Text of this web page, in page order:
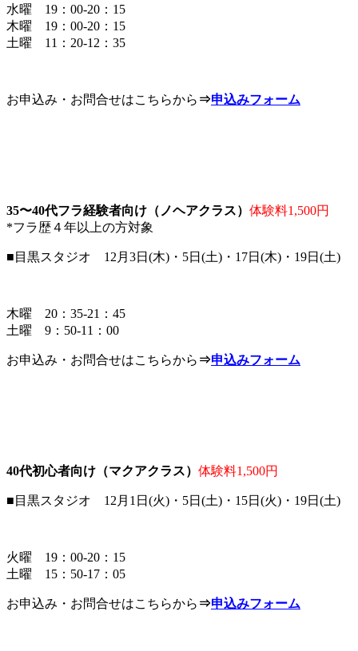
水曜 19：00-20：15
木曜 19：00-20：15
土曜 11：20-12：35
お申込み・お問合せはこちらから ⇒申込みフォーム
35〜40代フラ経験者向け（ノヘアクラス） 体験料1,500円
*フラ歴４年以上の方対象
■目黒スタジオ 12月3日(木)・5日(土)・17日(木)・19日(土)
木曜 20：35-21：45
土曜 9：50-11：00
お申込み・お問合せはこちらから ⇒申込みフォーム
40代初心者向け（マクアクラス） 体験料1,500円
■目黒スタジオ 12月1日(火)・5日(土)・15日(火)・19日(土)
火曜 19：00-20：15
土曜 15：50-17：05
お申込み・お問合せはこちらから ⇒申込みフォーム